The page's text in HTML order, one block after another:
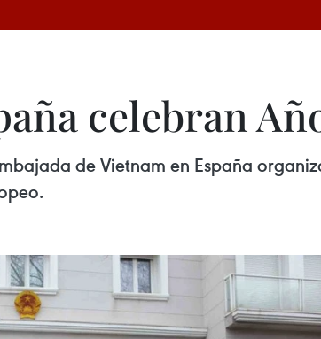
celebran
de Vietnam en España